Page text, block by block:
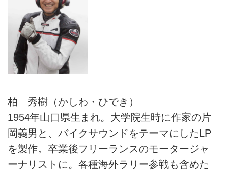
柏 秀樹（かしわ・ひでき）
1954年山口県生まれ。大学院生時に作家の片
岡義男と、バイクサウンドをテーマにしたLP
を製作。卒業後フリーランスのモータージャ
ーナリストに。各種海外ラリー参戦も含めた